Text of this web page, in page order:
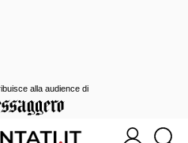
alla audience di